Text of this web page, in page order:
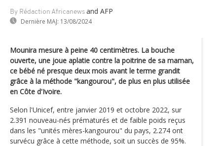
By Rédaction Africanews and AFP
Dernière MAJ: 13/08/2024
Mounira mesure à peine 40 centimètres. La bouche
ouverte, une joue aplatie contre la poitrine de sa maman,
ce bébé né presque deux mois avant le terme grandit
grâce à la méthode "kangourou", de plus en plus utilisée
en Côte d'Ivoire.
Selon l'Unicef, entre janvier 2019 et octobre 2022, sur
2.391 nouveau-nés prématurés et de faible poids reçus
dans les "unités mères-kangourou" du pays, 2.274 ont
survécu grâce à cette méthode, soit un succès de 95%.